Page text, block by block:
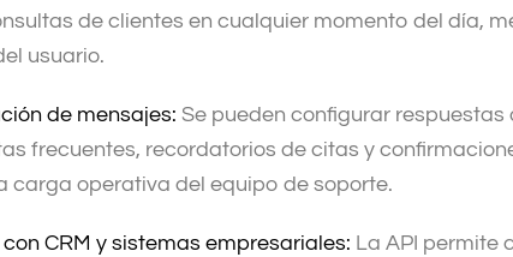
de clientes en cualquier momento del día,
usuario.
de mensajes: Se pueden configurar
frecuentes, recordatorios de citas y
carga operativa del equipo de soporte.
con CRM y sistemas empresariales: La API permite